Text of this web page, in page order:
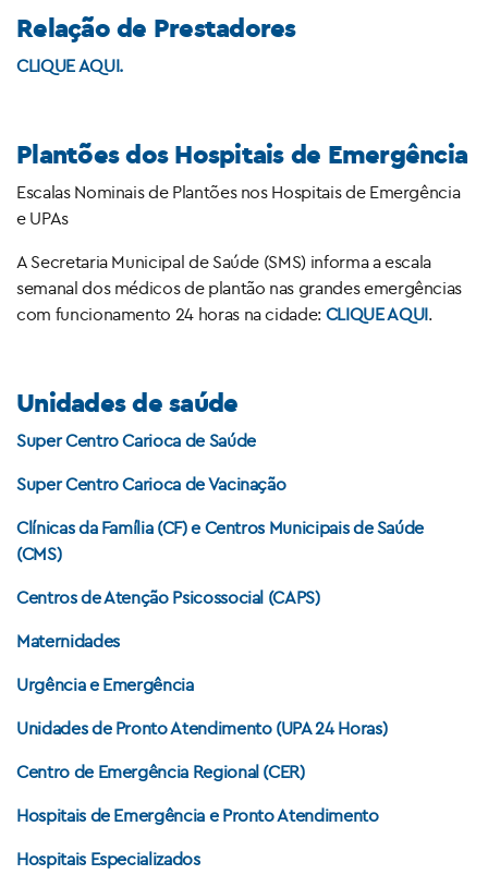
Relação de Prestadores
CLIQUE AQUI.
Plantões dos Hospitais de Emergência
Escalas Nominais de Plantões nos Hospitais de Emergência
e UPAs
A Secretaria Municipal de Saúde (SMS) informa a escala
semanal dos médicos de plantão nas grandes emergências
com funcionamento 24 horas na cidade: CLIQUE AQUI.
Unidades de saúde
Super Centro Carioca de Saúde
Super Centro Carioca de Vacinação
Clínicas da Família (CF) e Centros Municipais de Saúde
(CMS)
Centros de Atenção Psicossocial (CAPS)
Maternidades
Urgência e Emergência
Unidades de Pronto Atendimento (UPA 24 Horas)
Centro de Emergência Regional (CER)
Hospitais de Emergência e Pronto Atendimento
Hospitais Especializados